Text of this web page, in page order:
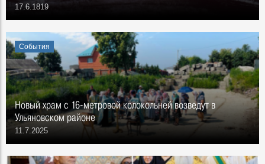
17.6.1819
События
Новый храм с 16-метровой колокольней возведут в
Ульяновском районе
11.7.2025